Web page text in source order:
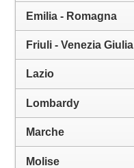
Emilia - Romagna
Friuli - Venezia Giulia
Lazio
Lombardy
Marche
Molise